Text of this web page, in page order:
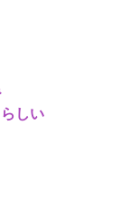
しい